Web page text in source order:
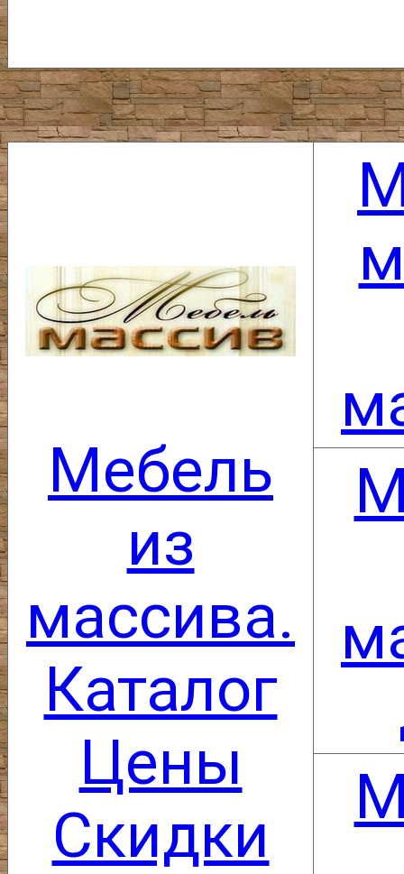
Мебель
из
массива.
Каталог
Цены
Скидки